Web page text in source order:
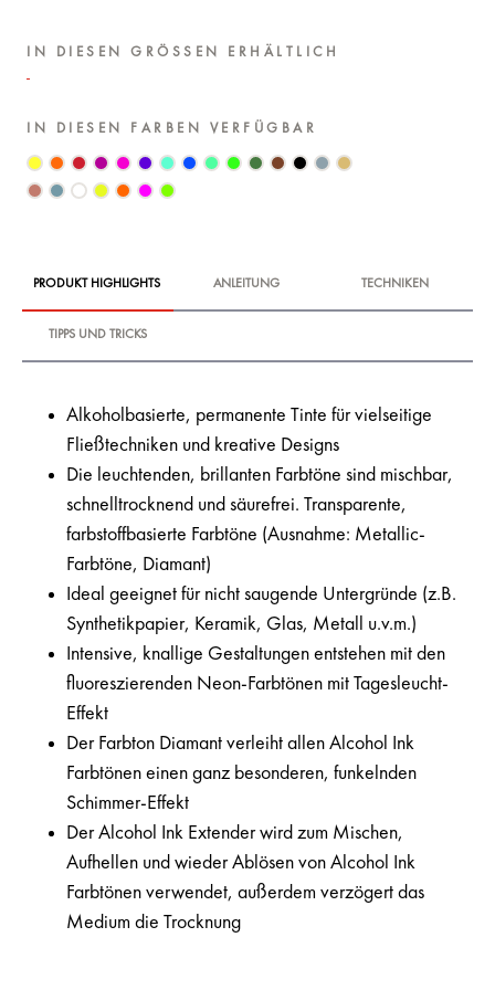
IN DIESEN GRÖSSEN ERHÄLTLICH
IN DIESEN FARBEN VERFÜGBAR
PRODUKT HIGHLIGHTS ANLEITUNG TECHNIKEN
TIPPS UND TRICKS
Alkoholbasierte, permanente Tinte für vielseitige
Fließtechniken und kreative Designs
Die leuchtenden, brillanten Farbtöne sind mischbar,
schnelltrocknend und säurefrei. Transparente,
farbstoffbasierte Farbtöne (Ausnahme: Metallic-
Farbtöne, Diamant)
Ideal geeignet für nicht saugende Untergründe (z.B.
Synthetikpapier, Keramik, Glas, Metall u.v.m.)
Intensive, knallige Gestaltungen entstehen mit den
fluoreszierenden Neon-Farbtönen mit Tagesleucht-
Effekt
Der Farbton Diamant verleiht allen Alcohol Ink
Farbtönen einen ganz besonderen, funkelnden
Schimmer-Effekt
Der Alcohol Ink Extender wird zum Mischen,
Aufhellen und wieder Ablösen von Alcohol Ink
Farbtönen verwendet, außerdem verzögert das
Medium die Trocknung